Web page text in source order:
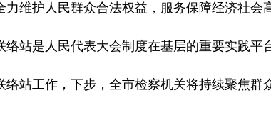
维护人民群众合法权益，服务保障经济社会
站是人民代表大会制度在基层的重要实践平
站工作，下步，全市检察机关将持续聚焦群